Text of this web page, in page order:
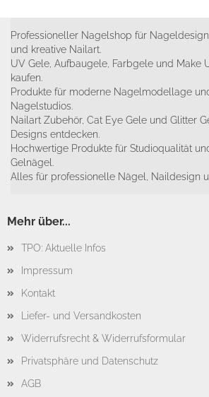
Professioneller Nagelshop für
und kreative Nailart.
UV Gele, Aufbaugele, Farbgele und Make
kaufen.
Produkte für moderne Nagelmodellage
Nagelstudios.
Nailart Zubehör, Cat Eye Gele und Glitter
Designs entdecken.
Hochwertige Produkte für Studioqualität
Gelnägel.
Alles für professionelle Nägel, Naildesign
Mehr über...
TPO: Aktuelle Infos
Impressum
Kontakt
Liefer- und Versandkosten
Widerrufsrecht & Widerrufsformular
Privatsphäre und Datenschutz
AGB